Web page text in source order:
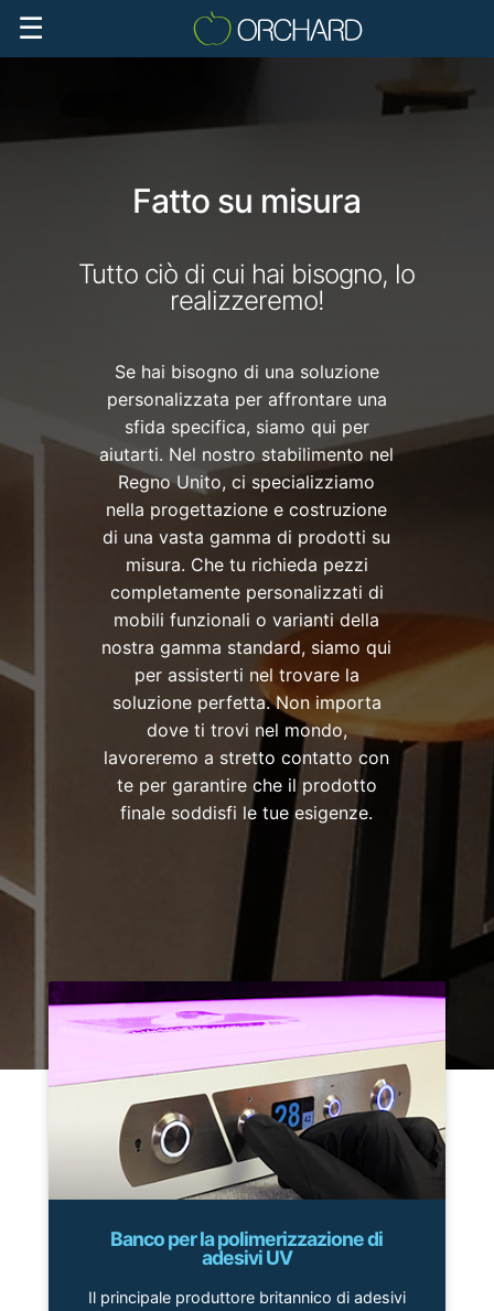
☰
Fatto su misura
Tutto ciò di cui hai bisogno, lo
realizzeremo!
Se hai bisogno di una soluzione
personalizzata per affrontare una
sfida specifica, siamo qui per
aiutarti. Nel nostro stabilimento nel
Regno Unito, ci specializziamo
nella progettazione e costruzione
di una vasta gamma di prodotti su
misura. Che tu richieda pezzi
completamente personalizzati di
mobili funzionali o varianti della
nostra gamma standard, siamo qui
per assisterti nel trovare la
soluzione perfetta. Non importa
dove ti trovi nel mondo,
lavoreremo a stretto contatto con
te per garantire che il prodotto
finale soddisfi le tue esigenze.
Banco per la polimerizzazione di
adesivi UV
Il principale produttore britannico di adesivi